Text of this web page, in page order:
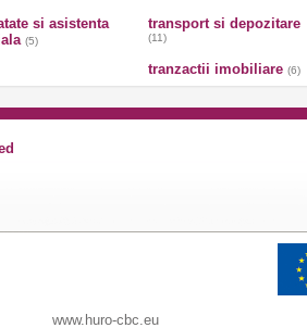
si asistenta
(5)
transport si depozitare
(11)
tranzactii imobiliare (6)
www.huro-cbc.eu